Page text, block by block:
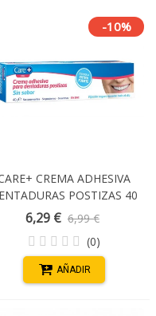
-10%
CREMA ADHESIVA
POSTIZAS 40
G
6,29 € 6,99 €
(0)
AÑADIR